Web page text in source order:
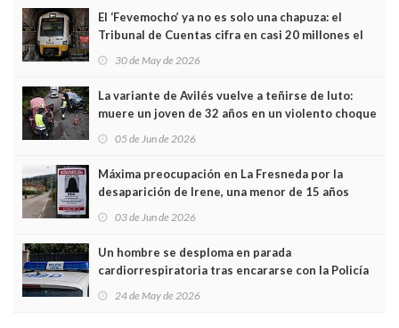
El ‘Fevemocho’ ya no es solo una chapuza: el
Tribunal de Cuentas cifra en casi 20 millones el
sobrecoste de los trenes que no cabían por los
30 de May de 2026
La variante de Avilés vuelve a teñirse de luto:
muere un joven de 32 años en un violento choque
frontal
05 de Jun de 2026
Máxima preocupación en La Fresneda por la
desaparición de Irene, una menor de 15 años
03 de Jun de 2026
Un hombre se desploma en parada
cardiorrespiratoria tras encararse con la Policía
Local en Luanco
24 de May de 2026